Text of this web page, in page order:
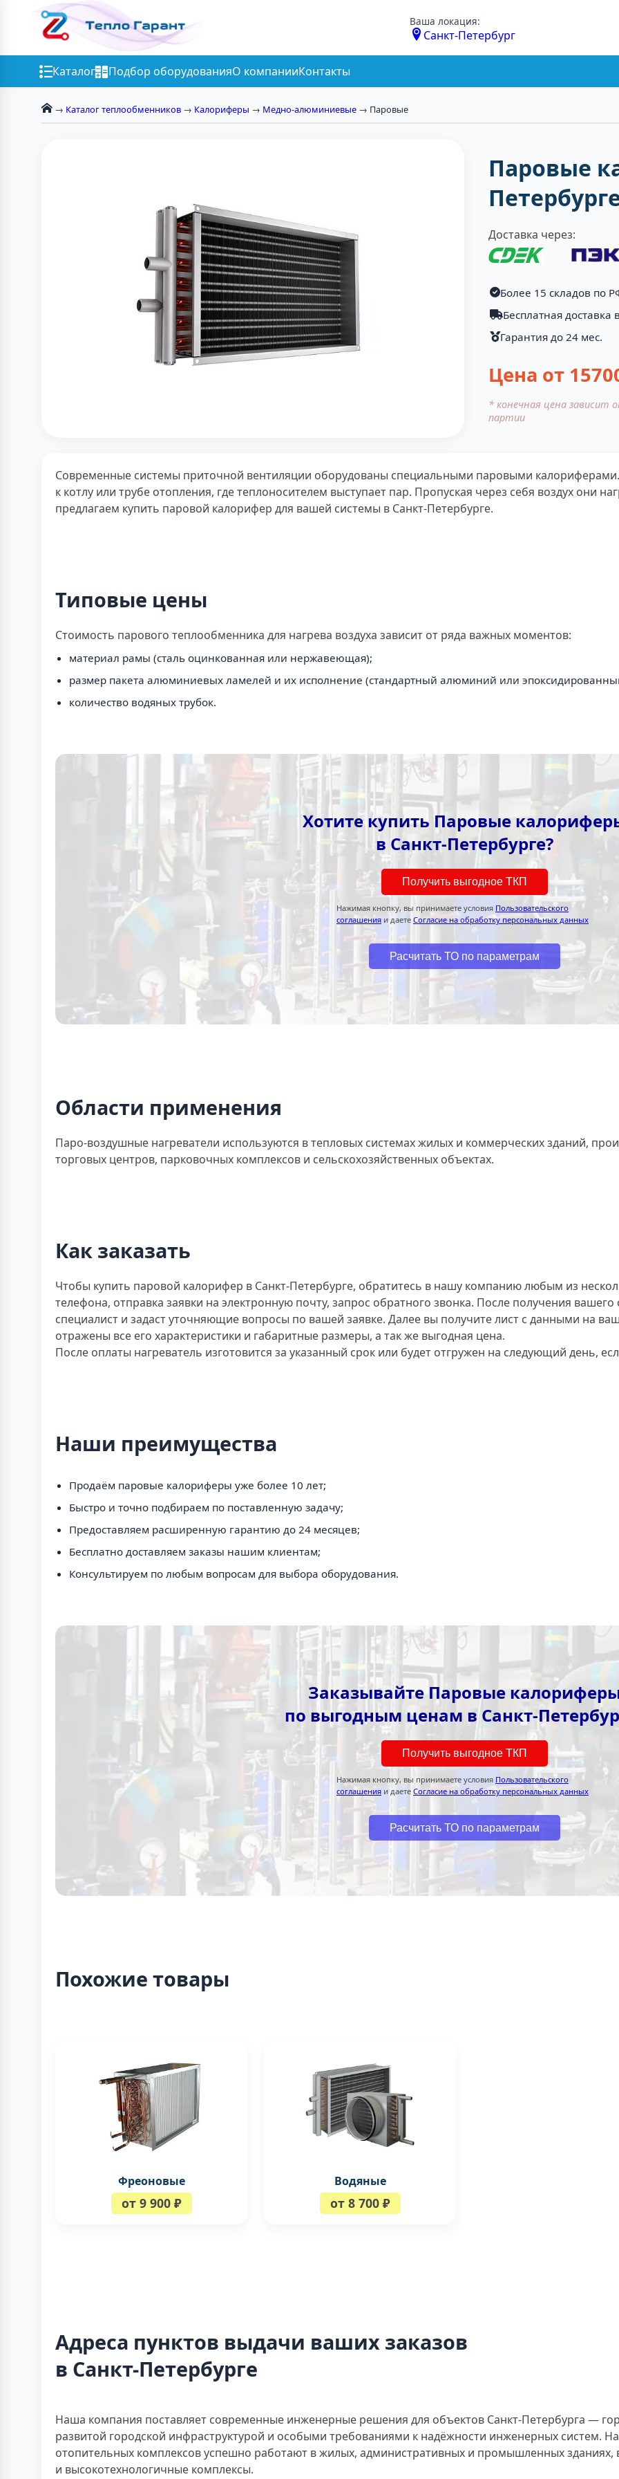
Ваша локация:
Санкт-Петербург
Каталог Подбор оборудованияО компанииКонтакты
→ Каталог теплообменников → Калориферы → Медно-алюминиевые → Паровые
Паровые
Доставка через:
Более 15 складов по
Бесплатная доставка
Гарантия до 24 мес.
Цена от
* конечная цена зависит
партии
Современные системы приточной вентиляции оборудованы специальными паровыми
к котлу или трубе отопления, где теплоносителем выступает пар. Пропуская через себя воздух они
предлагаем купить паровой калорифер для вашей системы в Санкт-Петербурге.
Типовые цены
Стоимость парового теплообменника для нагрева воздуха зависит от ряда важных моментов:
материал рамы (сталь оцинкованная или нержавеющая);
размер пакета алюминиевых ламелей и их исполнение (стандартный алюминий или
количество водяных трубок.
Хотите купить Паровые
в Санкт-Петербурге?
Получить выгодное ТКП
Нажимая кнопку, вы принимаете условия Пользовательского
соглашения и даете Согласие на обработку персональных данных
Расчитать ТО по параметрам
Области применения
Паро-воздушные нагреватели используются в тепловых системах жилых и коммерческих зданий,
торговых центров, парковочных комплексов и сельскохозяйственных объектах.
Как заказать
Чтобы купить паровой калорифер в Санкт-Петербурге, обратитесь в нашу компанию любым из
телефона, отправка заявки на электронную почту, запрос обратного звонка. После получения
специалист и задаст уточняющие вопросы по вашей заявке. Далее вы получите лист с данными на
отражены все его характеристики и габаритные размеры, а так же выгодная цена.
После оплаты нагреватель изготовится за указанный срок или будет отгружен на следующий день,
Наши преимущества
Продаём паровые калориферы уже более 10 лет;
Быстро и точно подбираем по поставленную задачу;
Предоставляем расширенную гарантию до 24 месяцев;
Бесплатно доставляем заказы нашим клиентам;
Консультируем по любым вопросам для выбора оборудования.
Заказывайте Паровые
по выгодным ценам в Санкт-
Получить выгодное ТКП
Нажимая кнопку, вы принимаете условия Пользовательского
соглашения и даете Согласие на обработку персональных данных
Расчитать ТО по параметрам
Похожие товары
Фреоновые
от 9 900 ₽
Водяные
от 8 700 ₽
Адреса пунктов выдачи ваших заказов
в Санкт-Петербурге
Наша компания поставляет современные инженерные решения для объектов Санкт-Петербурга —
развитой городской инфраструктурой и особыми требованиями к надёжности инженерных систем.
отопительных комплексов успешно работают в жилых, административных и промышленных
и высокотехнологичные комплексы.